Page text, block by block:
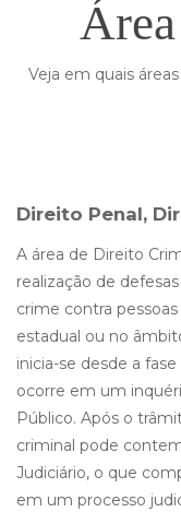
Veja em quais
Direito Penal,
A área de Direito
realização de
crime contra
estadual ou no
inicia-se desde a
ocorre em um
Público. Após o
criminal pode
Judiciário, o que
em um processo